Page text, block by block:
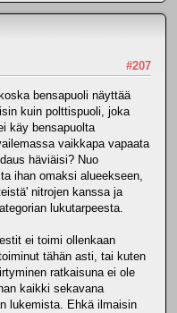
#207
bensapuoli näyttää
kuin polttispuoli, joka
käy bensapuolta
vaikkapa vapaata
häviäisi? Nuo
ihan omaksi alueekseen,
nitrojen kanssa ja
lukutarpeesta.
ei toimi ollenkaan
tähän asti, tai kuten
ratkaisuna ei ole
kaikki sekavana
lukemista. Ehkä ilmaisin